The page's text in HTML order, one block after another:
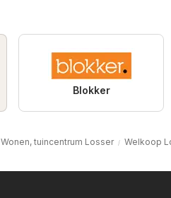
Blokker
Wonen, tuincentrum Losser Welkoop